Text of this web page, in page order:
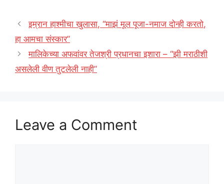
इम्रान हाश्मीचा खुलासा, “माझं मूल पूजा-नमाज दोन्ही करतो,
हा आमचा संस्कार”
मालिकेच्या अफवांवर तेजश्री प्रधानचा इशारा – “झी मराठीशी
असलेली वीण तुटलेली नाही”
Leave a Comment